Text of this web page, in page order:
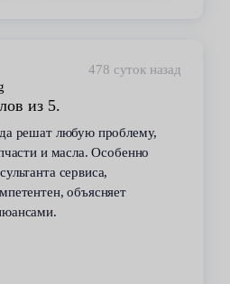
449 суток назад
услугами данного
персонала
возникающие с
Все работы по
качественно и в